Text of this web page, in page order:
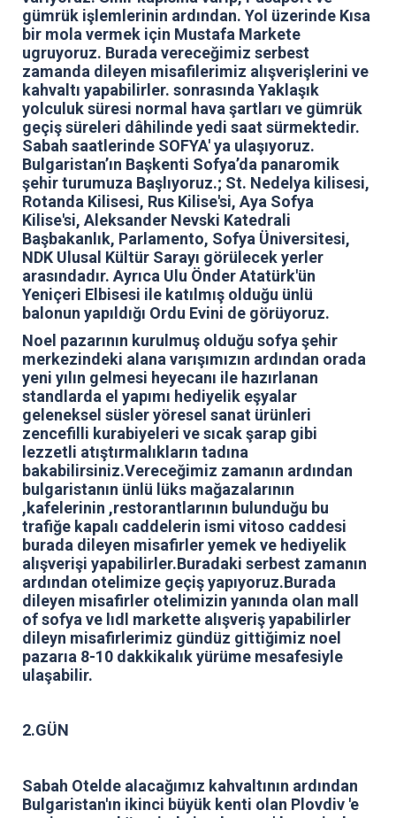
gümrük işlemlerinin ardından. Yol üzerinde Kısa
bir mola vermek için Mustafa Markete
ugruyoruz. Burada vereceğimiz serbest
zamanda dileyen misafilerimiz alışverişlerini ve
kahvaltı yapabilirler. sonrasında Yaklaşık
yolculuk süresi normal hava şartları ve gümrük
geçiş süreleri dâhilinde yedi saat sürmektedir.
Sabah saatlerinde SOFYA' ya ulaşıyoruz.
Bulgaristan’ın Başkenti Sofya’da panaromik
şehir turumuza Başlıyoruz.; St. Nedelya kilisesi,
Rotanda Kilisesi, Rus Kilise'si, Aya Sofya
Kilise'si, Aleksander Nevski Katedrali
Başbakanlık, Parlamento, Sofya Üniversitesi,
NDK Ulusal Kültür Sarayı görülecek yerler
arasındadır. Ayrıca Ulu Önder Atatürk'ün
Yeniçeri Elbisesi ile katılmış olduğu ünlü
balonun yapıldığı Ordu Evini de görüyoruz.
Noel pazarının kurulmuş olduğu sofya şehir
merkezindeki alana varışımızın ardından orada
yeni yılın gelmesi heyecanı ile hazırlanan
standlarda el yapımı hediyelik eşyalar
geleneksel süsler yöresel sanat ürünleri
zencefilli kurabiyeleri ve sıcak şarap gibi
lezzetli atıştırmalıkların tadına
bakabilirsiniz.Vereceğimiz zamanın ardından
bulgaristanın ünlü lüks mağazalarının
,kafelerinin ,restorantlarının bulunduğu bu
trafiğe kapalı caddelerin ismi vitoso caddesi
burada dileyen misafirler yemek ve hediyelik
alışverişi yapabilirler.Buradaki serbest zamanın
ardından otelimize geçiş yapıyoruz.Burada
dileyen misafirler otelimizin yanında olan mall
of sofya ve lıdl markette alışveriş yapabilirler
dileyn misafirlerimiz gündüz gittiğimiz noel
pazarıa 8-10 dakkikalık yürüme mesafesiyle
ulaşabilir.
2.GÜN
Sabah Otelde alacağımız kahvaltının ardından
Bulgaristan'ın ikinci büyük kenti olan Plovdiv 'e